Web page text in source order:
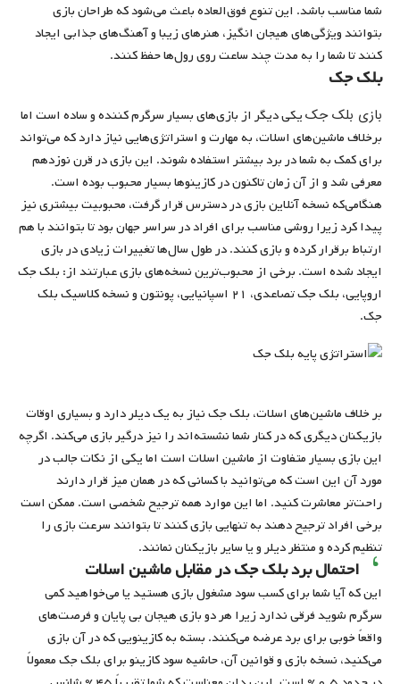
شما مناسب باشد. این تنوع فوق‌العاده باعث می‌شود که طراحان بازی
بتوانند ویژگی‌های هیجان انگیز، هنرهای زیبا و آهنگ‌های جذابی ایجاد
کنند تا شما را به مدت چند ساعت روی رول‌ها حفظ کنند.
بلک جک
بازی بلک جکیکی دیگر از بازی‌های بسیار سرگرم کننده و ساده است اما
برخلاف ماشین‌های اسلات، به مهارت و استراتژی‌هایی نیاز دارد که می‌تواند
برای کمک به شما در برد بیشتر استفاده شوند. این بازی در قرن نوزدهم
معرفی شد و از آن زمان تاکنون در کازینوها بسیار محبوب بوده است.
هنگامی‌که نسخه آنلاین بازی در دسترس قرار گرفت، محبوبیت بیشتری نیز
پیدا کرد زیرا روشی مناسب برای افراد در سراسر جهان بود تا بتوانند با هم
ارتباط برقرار کرده و بازی کنند. در طول سال‌ها تغییرات زیادی در بازی
ایجاد شده است. برخی از محبوب‌ترین نسخه‌های بازی عبارتند از: بلک جک
اروپایی، بلک جک تصاعدی، ۲۱ اسپانیایی، پونتون و نسخه کلاسیک بلک
جک.
بر خلاف ماشین‌های اسلات، بلک جک نیاز به یک دیلر دارد و بسیاری اوقات
بازیکنان دیگری که در کنار شما نشسته‌اند را نیز درگیر بازی می‌کند. اگرچه
این بازی بسیار متفاوت از ماشین اسلات‌ است اما یکی از نکات جالب در
مورد آن این است که می‌توانید با کسانی که در همان میز قرار دارند
راحت‌تر معاشرت کنید. اما این موارد همه ‌ترجیح شخصی است. ممکن است
برخی افراد ‌ترجیح دهند به تنهایی بازی کنند تا بتوانند سرعت بازی را
تنظیم کرده و منتظر دیلر و یا سایر بازیکنان نمانند.
احتمال برد بلک جک در مقابل ماشین اسلات
این که آیا شما برای کسب سود مشغول بازی هستید یا می‌خواهید کمی
‌سرگرم شوید فرقی ندارد زیرا هر دو بازی هیجان بی پایان و فرصت‌های
واقعاً خوبی برای برد عرضه می‌کنند. بسته به کازینویی که در آن بازی
می‌کنید، نسخه بازی و قوانین آن، حاشیه سود کازینو برای بلک جک معمولاً